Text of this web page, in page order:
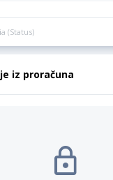
(Status)
iz proračuna